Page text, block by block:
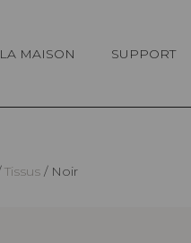
LA MAISON SUPPORT
Tissus Noir